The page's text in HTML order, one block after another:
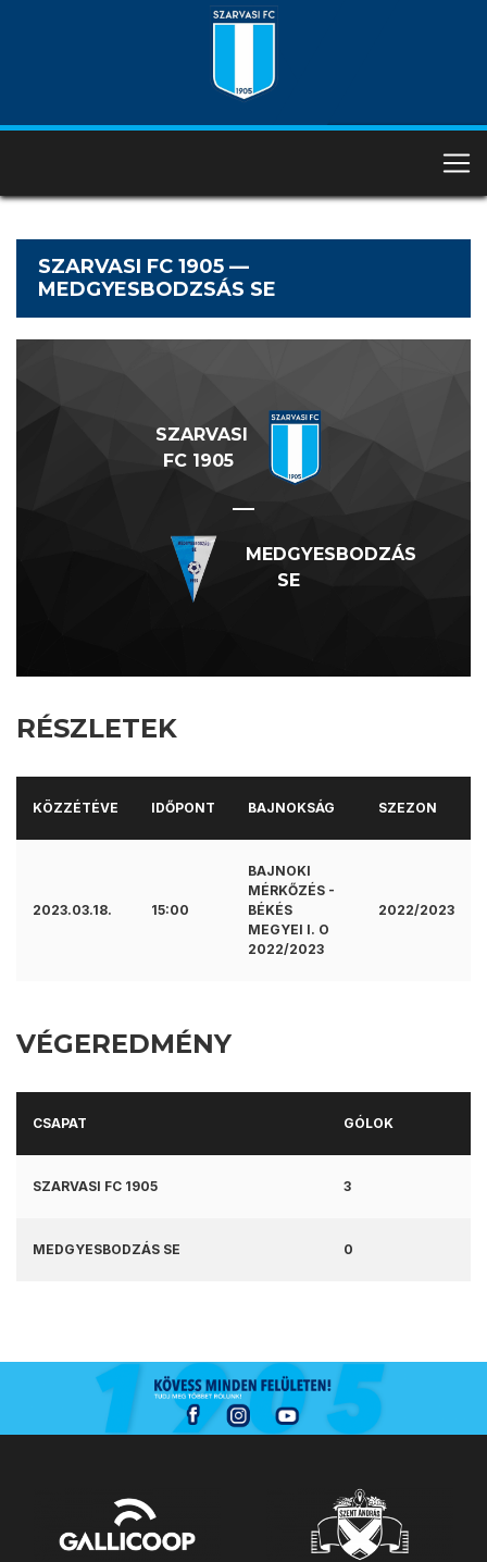
SZARVASI FC 1905 —
MEDGYESBODZSÁS SE
SZARVASI
FC 1905
—
MEDGYESBODZÁS
SE
RÉSZLETEK
KÖZZÉTÉVE IDŐPONT BAJNOKSÁG SZEZON
2023.03.18. 15:00
BAJNOKI
MÉRKŐZÉS -
BÉKÉS
MEGYEI I. O
2022/2023
2022/2023
VÉGEREDMÉNY
CSAPAT GÓLOK
SZARVASI FC 1905 3
MEDGYESBODZÁS SE 0